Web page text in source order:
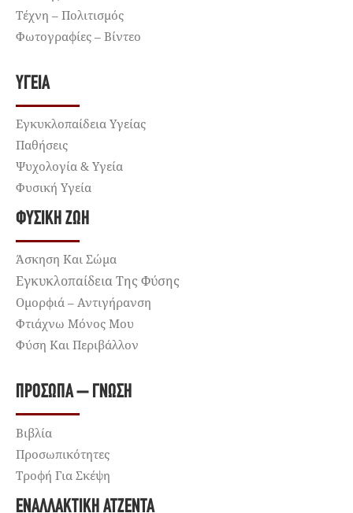
Τέχνη – Πολιτισμός
Φωτογραφίες – Βίντεο
ΥΓΕΊΑ
Εγκυκλοπαίδεια Υγείας
Παθήσεις
Ψυχολογία & Υγεία
Φυσική Υγεία
ΦΥΣΙΚΉ ΖΩΉ
Άσκηση Και Σώμα
Εγκυκλοπαίδεια Της Φύσης
Ομορφιά – Αντιγήρανση
Φτιάχνω Μόνος Μου
Φύση Και Περιβάλλον
ΠΡΌΣΩΠΑ – ΓΝΏΣΗ
Βιβλία
Προσωπικότητες
Τροφή Για Σκέψη
ΕΝΑΛΛΑΚΤΙΚΉ ΑΤΖΈΝΤΑ